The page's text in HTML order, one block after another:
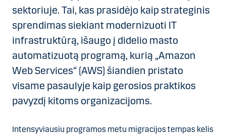
sektoriuje. Tai, kas prasidėjo kaip strateginis
sprendimas siekiant modernizuoti IT
infrastruktūrą, išaugo į didelio masto
automatizuotą programą, kurią „Amazon
Web Services“ (AWS) šiandien pristato
visame pasaulyje kaip gerosios praktikos
pavyzdį kitoms organizacijoms.
Intensyviausiu programos metu migracijos tempas kelis